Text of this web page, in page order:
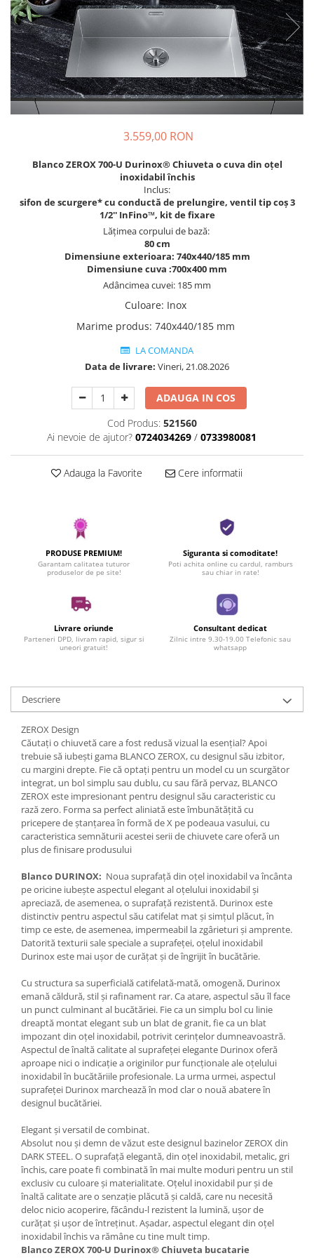
chiuvete
Accesorii chiuvete bucatarie
Gratar protectie chiuveta
Scurgator farfurii
Suporti burete
Tocatoare lemn si sticla
Tavita scurgere vase/legume/fructe
Dispenser detergent
Rasnite de cafea
Roboti de bucatarie
Spumarea laptelui
Combine frigorifice
Espressoare cafea
Aparate de gatit-aragazuri
Masina de spalat vase
Accesorii
Seturi Electrocasnice
Termostate si senzori Livolo
Sonerii electrice
Construieste singur
Module
Panouri si rame
3.559,00 RON
Blanco ZEROX 700-U Durinox®Chiuveta o cuva din oțel
inoxidabil închis
Inclus:
sifon de scurgere* cu conductă de prelungire, ventil tip coș 3
1/2'' InFino™, kit de fixare
Lățimea corpului de bază:
80 cm
Dimensiune exterioara: 740x440/185 mm
Dimensiune cuva :700x400 mm
Adâncimea cuvei: 185 mm
Culoare: Inox
Marime produs: 740x440/185 mm
LA COMANDA
Data de livrare: Vineri, 21.08.2026
ADAUGA IN COS
Cod Produs: 521560
Ai nevoie de ajutor? 0724034269 / 0733980081
Adauga la Favorite Cere informatii
PRODUSE PREMIUM!
Garantam calitatea tuturor
produselor de pe site!
Siguranta si comoditate!
Poti achita online cu cardul, ramburs
sau chiar in rate!
Livrare oriunde
Parteneri DPD, livram rapid, sigur si
uneori gratuit!
Consultant dedicat
Zilnic intre 9.30-19.00 Telefonic sau
whatsapp
Descriere
ZEROX Design
Căutați o chiuvetă care a fost redusă vizual la esențial? Apoi
trebuie să iubești gama BLANCO ZEROX, cu designul său izbitor,
cu margini drepte. Fie că optați pentru un model cu un scurgător
integrat, un bol simplu sau dublu, cu sau fără pervaz, BLANCO
ZEROX este impresionant pentru designul său caracteristic cu
rază zero. Forma sa perfect aliniată este îmbunătățită cu
pricepere de ștanțarea în formă de X pe podeaua vasului, cu
caracteristica semnăturii acestei serii de chiuvete care oferă un
plus de finisare produsului
Blanco DURINOX: Noua suprafață din oțel inoxidabil va încânta
pe oricine iubește aspectul elegant al oțelului inoxidabil și
apreciază, de asemenea, o suprafață rezistentă. Durinox este
distinctiv pentru aspectul său catifelat mat și simțul plăcut, în
timp ce este, de asemenea, impermeabil la zgârieturi și amprente.
Datorită texturii sale speciale a suprafeței, oțelul inoxidabil
Durinox este mai ușor de curățat și de îngrijit în bucătărie.
Cu structura sa superficială catifelată-mată, omogenă, Durinox
emană căldură, stil și rafinament rar. Ca atare, aspectul său îl face
un punct culminant al bucătăriei. Fie ca un simplu bol cu ​​linie
dreaptă montat elegant sub un blat de granit, fie ca un blat
impozant din oțel inoxidabil, potrivit cerințelor dumneavoastră.
Aspectul de înaltă calitate al suprafeței elegante Durinox oferă
aproape nici o indicație a originilor pur funcționale ale oțelului
inoxidabil în bucătăriile profesionale. La urma urmei, aspectul
suprafeței Durinox marchează în mod clar o nouă abatere în
designul bucătăriei.
Elegant și versatil de combinat.
Absolut nou și demn de văzut este designul bazinelor ZEROX din
DARK STEEL. O suprafață elegantă, din oțel inoxidabil, metalic, gri
închis, care poate fi combinată în mai multe moduri pentru un stil
exclusiv cu culoare și materialitate. Oțelul inoxidabil pur și de
înaltă calitate are o senzație plăcută și caldă, care nu necesită
deloc nicio acoperire, făcându-l rezistent la lumină, ușor de
curățat și ușor de întreținut. Așadar, aspectul elegant din oțel
inoxidabil închis va rămâne cu tine mult timp.
Blanco ZEROX 700-U Durinox® Chiuveta bucatarie